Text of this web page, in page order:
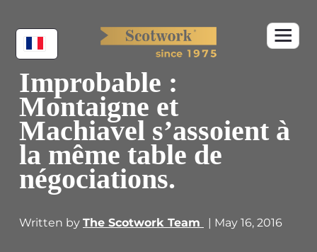
Improbable :
Montaigne et
Machiavel s’assoient à
la même table de
négociations.
Written by The Scotwork Team | May 16, 2016